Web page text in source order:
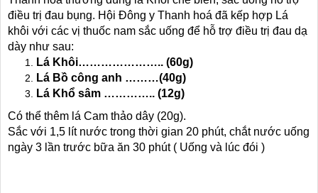
điều trị đau bụng. Hội Đông y Thanh hoá đã kếp hợp Lá
khôi với các vị thuốc nam sắc uống để hỗ trợ điều trị đau dạ
dày như sau:
Lá Khôi………………….. (60g)
Lá Bồ công anh ………(40g)
Lá Khổ sâm ………….. (12g)
Có thể thêm lá Cam thảo dây (20g).
Sắc với 1,5 lít nước trong thời gian 20 phút, chắt nước uống
ngày 3 lần trước bữa ăn 30 phút ( Uống và lúc đói )